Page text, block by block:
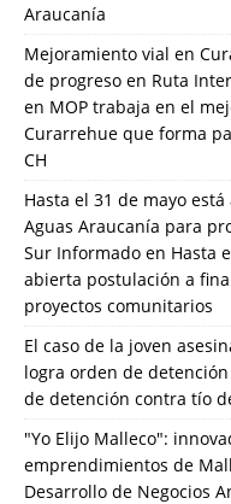
Araucanía
Mejoramiento vial en
de progreso en Ruta
en MOP trabaja en el
Curarrehue que forma
CH
Hasta el 31 de mayo
Aguas Araucanía para
Sur Informado en Hasta
abierta postulación a
proyectos comunitarios
El caso de la joven
logra orden de
de detención contra tío
"Yo Elijo Malleco":
emprendimientos de
Desarrollo de Negocios